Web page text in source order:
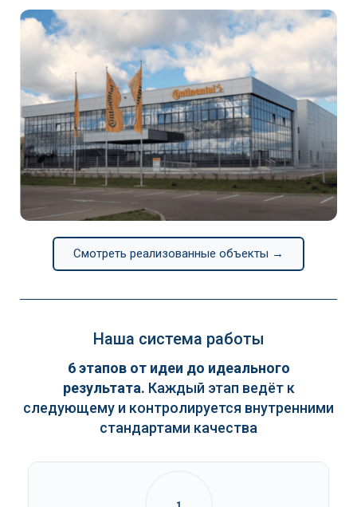
Continental
Смотреть реализованные объекты →
Наша система работы
6 этапов от идеи до идеального
результата. Каждый этап ведёт к
следующему и контролируется внутренними
стандартами качества